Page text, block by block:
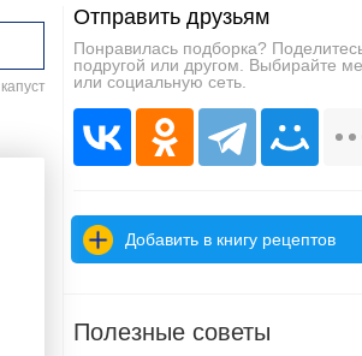
Отправить друзьям
Понравилась подборка?
подругой или другом. Выбирайте
или социальную сеть.
Добавить в книгу рецептов
Полезные советы